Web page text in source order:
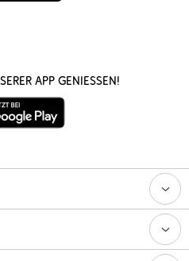
App genießen!